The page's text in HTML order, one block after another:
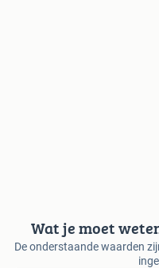
Wat je moet
De onderstaande waarden